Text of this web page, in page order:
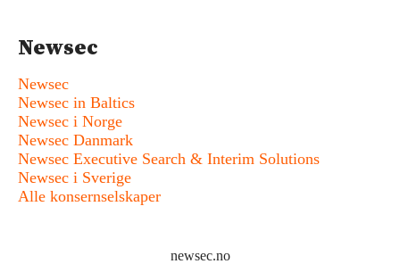
Newsec
Newsec
Newsec in Baltics
Newsec i Norge
Newsec Danmark
Newsec Executive Search & Interim Solutions
Newsec i Sverige
Alle konsernselskaper
newsec.no